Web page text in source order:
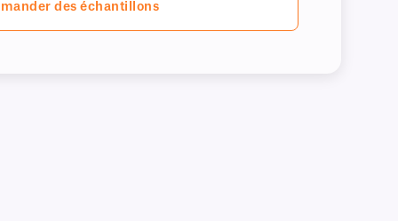
des échantillons